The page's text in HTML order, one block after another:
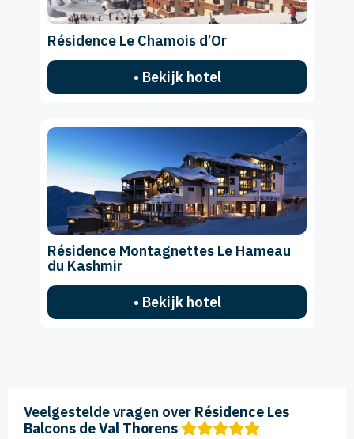
Résidence Le Chamois d’Or
• Bekijk hotel
Résidence Montagnettes Le Hameau
du Kashmir
• Bekijk hotel
Veelgestelde vragen over Résidence Les
Balcons de Val Thorens